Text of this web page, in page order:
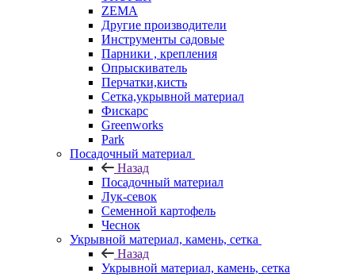
ZEMA
Другие производители
Инструменты садовые
Парники , крепления
Опрыскиватель
Перчатки,кисть
Сетка,укрывной материал
Фискарс
Greenworks
Park
Посадочный материал
Назад
Посадочный материал
Лук-севок
Семенной картофель
Чеснок
Укрывной материал, камень, сетка
Назад
Укрывной материал, камень, сетка